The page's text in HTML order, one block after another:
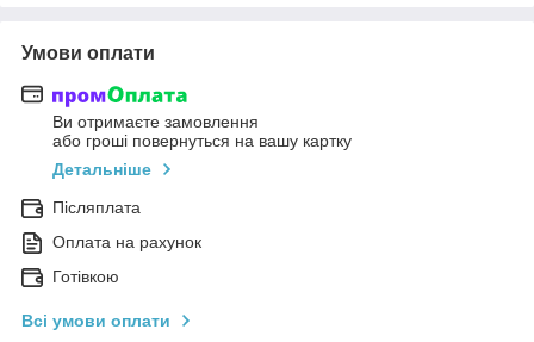
Умови оплати
Ви отримаєте замовлення
або гроші повернуться на вашу картку
Детальніше
Післяплата
Оплата на рахунок
Готівкою
Всі умови оплати